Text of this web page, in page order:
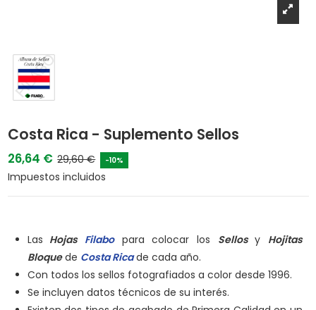
Costa Rica - Suplemento Sellos
26,64 € 29,60 € -10%
Impuestos incluidos
Las Hojas Filabo para colocar los Sellos y Hojitas
Bloquede Costa Ricade cada año.
Con todos los sellos fotografiados a color desde 1996.
Se incluyen datos técnicos de su interés.